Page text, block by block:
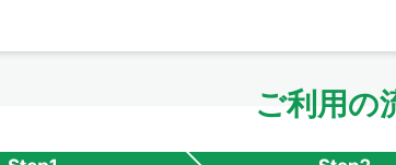
ご利用の